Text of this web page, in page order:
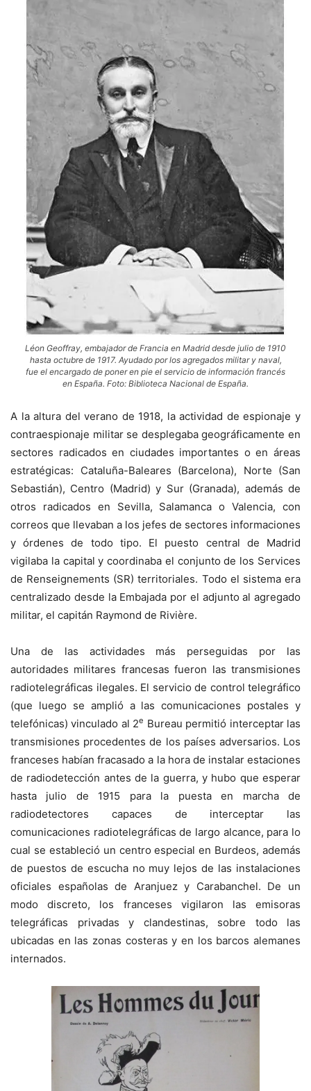
Léon Geoffray, embajador de Francia en Madrid desde julio de 1910
hasta octubre de 1917. Ayudado por los agregados militar y naval,
fue el encargado de poner en pie el servicio de información francés
en España. Foto: Biblioteca Nacional de España.
A la altura del verano de 1918, la actividad de espionaje y
contraespionaje militar se desplegaba geográficamente en
sectores radicados en ciudades importantes o en áreas
estratégicas: Cataluña-Baleares (Barcelona), Norte (San
Sebastián), Centro (Madrid) y Sur (Granada), además de
otros radicados en Sevilla, Salamanca o Valencia, con
correos que llevaban a los jefes de sectores informaciones
y órdenes de todo tipo. El puesto central de Madrid
vigilaba la capital y coordinaba el conjunto de los Services
de Renseignements (SR) territoriales. Todo el sistema era
centralizado desde la Embajada por el adjunto al agregado
militar, el capitán Raymond de Rivière.
Una de las actividades más perseguidas por las
autoridades militares francesas fueron las transmisiones
radiotelegráficas ilegales. El servicio de control telegráfico
(que luego se amplió a las comunicaciones postales y
telefónicas) vinculado al 2e Bureau permitió interceptar las
transmisiones procedentes de los países adversarios. Los
franceses habían fracasado a la hora de instalar estaciones
de radiodetección antes de la guerra, y hubo que esperar
hasta julio de 1915 para la puesta en marcha de
radiodetectores capaces de interceptar las
comunicaciones radiotelegráficas de largo alcance, para lo
cual se estableció un centro especial en Burdeos, además
de puestos de escucha no muy lejos de las instalaciones
oficiales españolas de Aranjuez y Carabanchel. De un
modo discreto, los franceses vigilaron las emisoras
telegráficas privadas y clandestinas, sobre todo las
ubicadas en las zonas costeras y en los barcos alemanes
internados.